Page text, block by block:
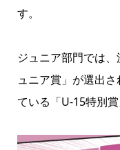
す。
ジュニア部門では
ュニア賞」が選出
ている「U-15特別賞